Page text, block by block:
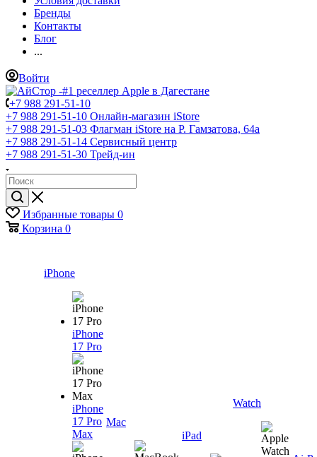
Бренды
Контакты
Блог
...
Войти
+7 988 291-51-10
+7 988 291-51-10 Онлайн-магазин iStore
+7 988 291-51-03 Флагман iStore на Р. Гамзатова, 64а
+7 988 291-51-14 Сервисный центр
+7 988 291-51-30 Трейд-ин
Избранные товары 0
Корзина 0
iPhone
iPhone
17 Pro
iPhone
17 Pro
Max
Mac
iPad
Watch